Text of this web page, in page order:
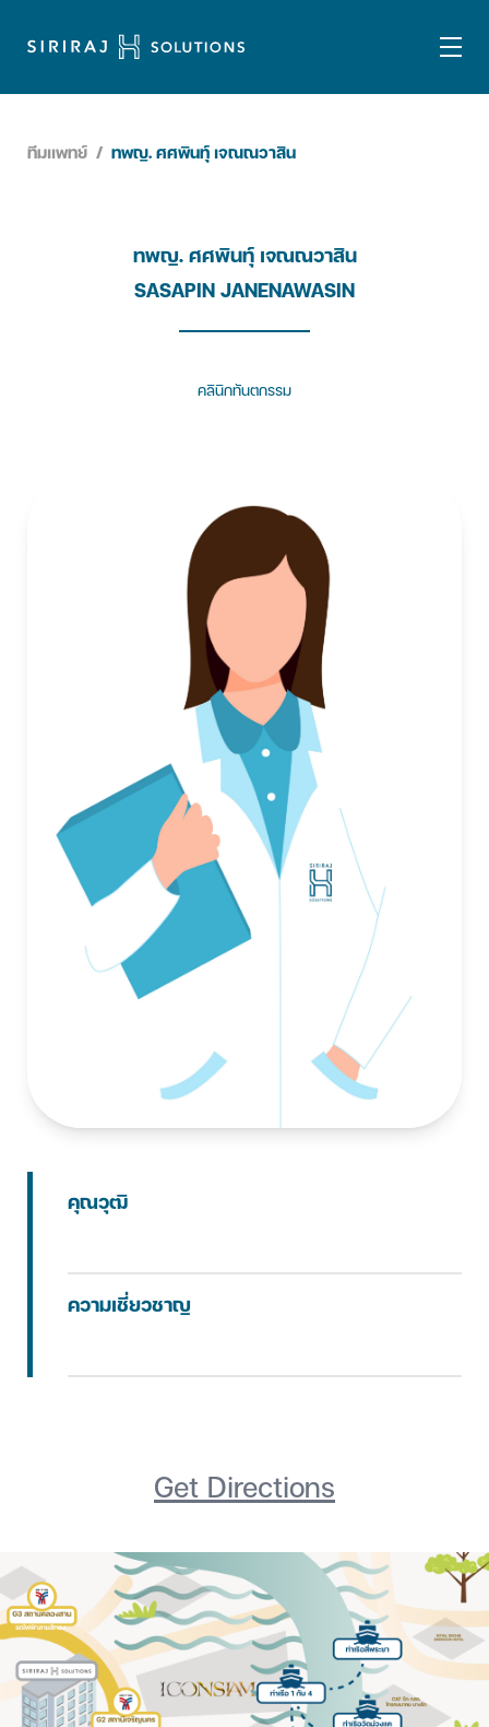
ทีมแพทย์ / ทพญ. ศศพินทุ์ เจณณวาสิน
ทพญ. ศศพินทุ์ เจณณวาสิน
SASAPIN JANENAWASIN
คลินิกทันตกรรม
คุณวุฒิ
ความเชี่ยวชาญ
Get Directions